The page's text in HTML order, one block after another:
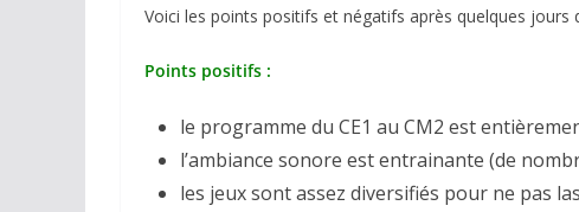
Voici les points positifs et négatifs après quelques jours
Points positifs :
le programme du CE1 au CM2 est
l’ambiance sonore est entrainante (de
les jeux sont assez diversifiés pour ne pas